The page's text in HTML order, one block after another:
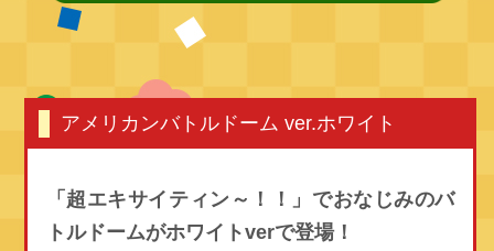
アメリカンバトルドーム ver.ホワイト
「超エキサイティン～！！」でおなじみのバ
トルドームがホワイトverで登場！